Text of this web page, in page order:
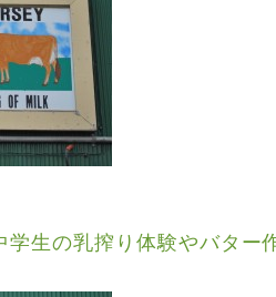
学生の乳搾り体験やバタ